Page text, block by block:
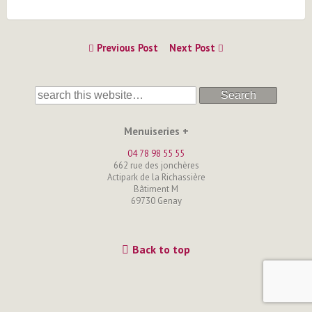
Previous Post Next Post
Search
Menuiseries +
04 78 98 55 55
662 rue des jonchères
Actipark de la Richassière
Bâtiment M
69730 Genay
Back to top